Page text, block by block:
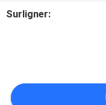
CONTACTEZ-
Surligner: